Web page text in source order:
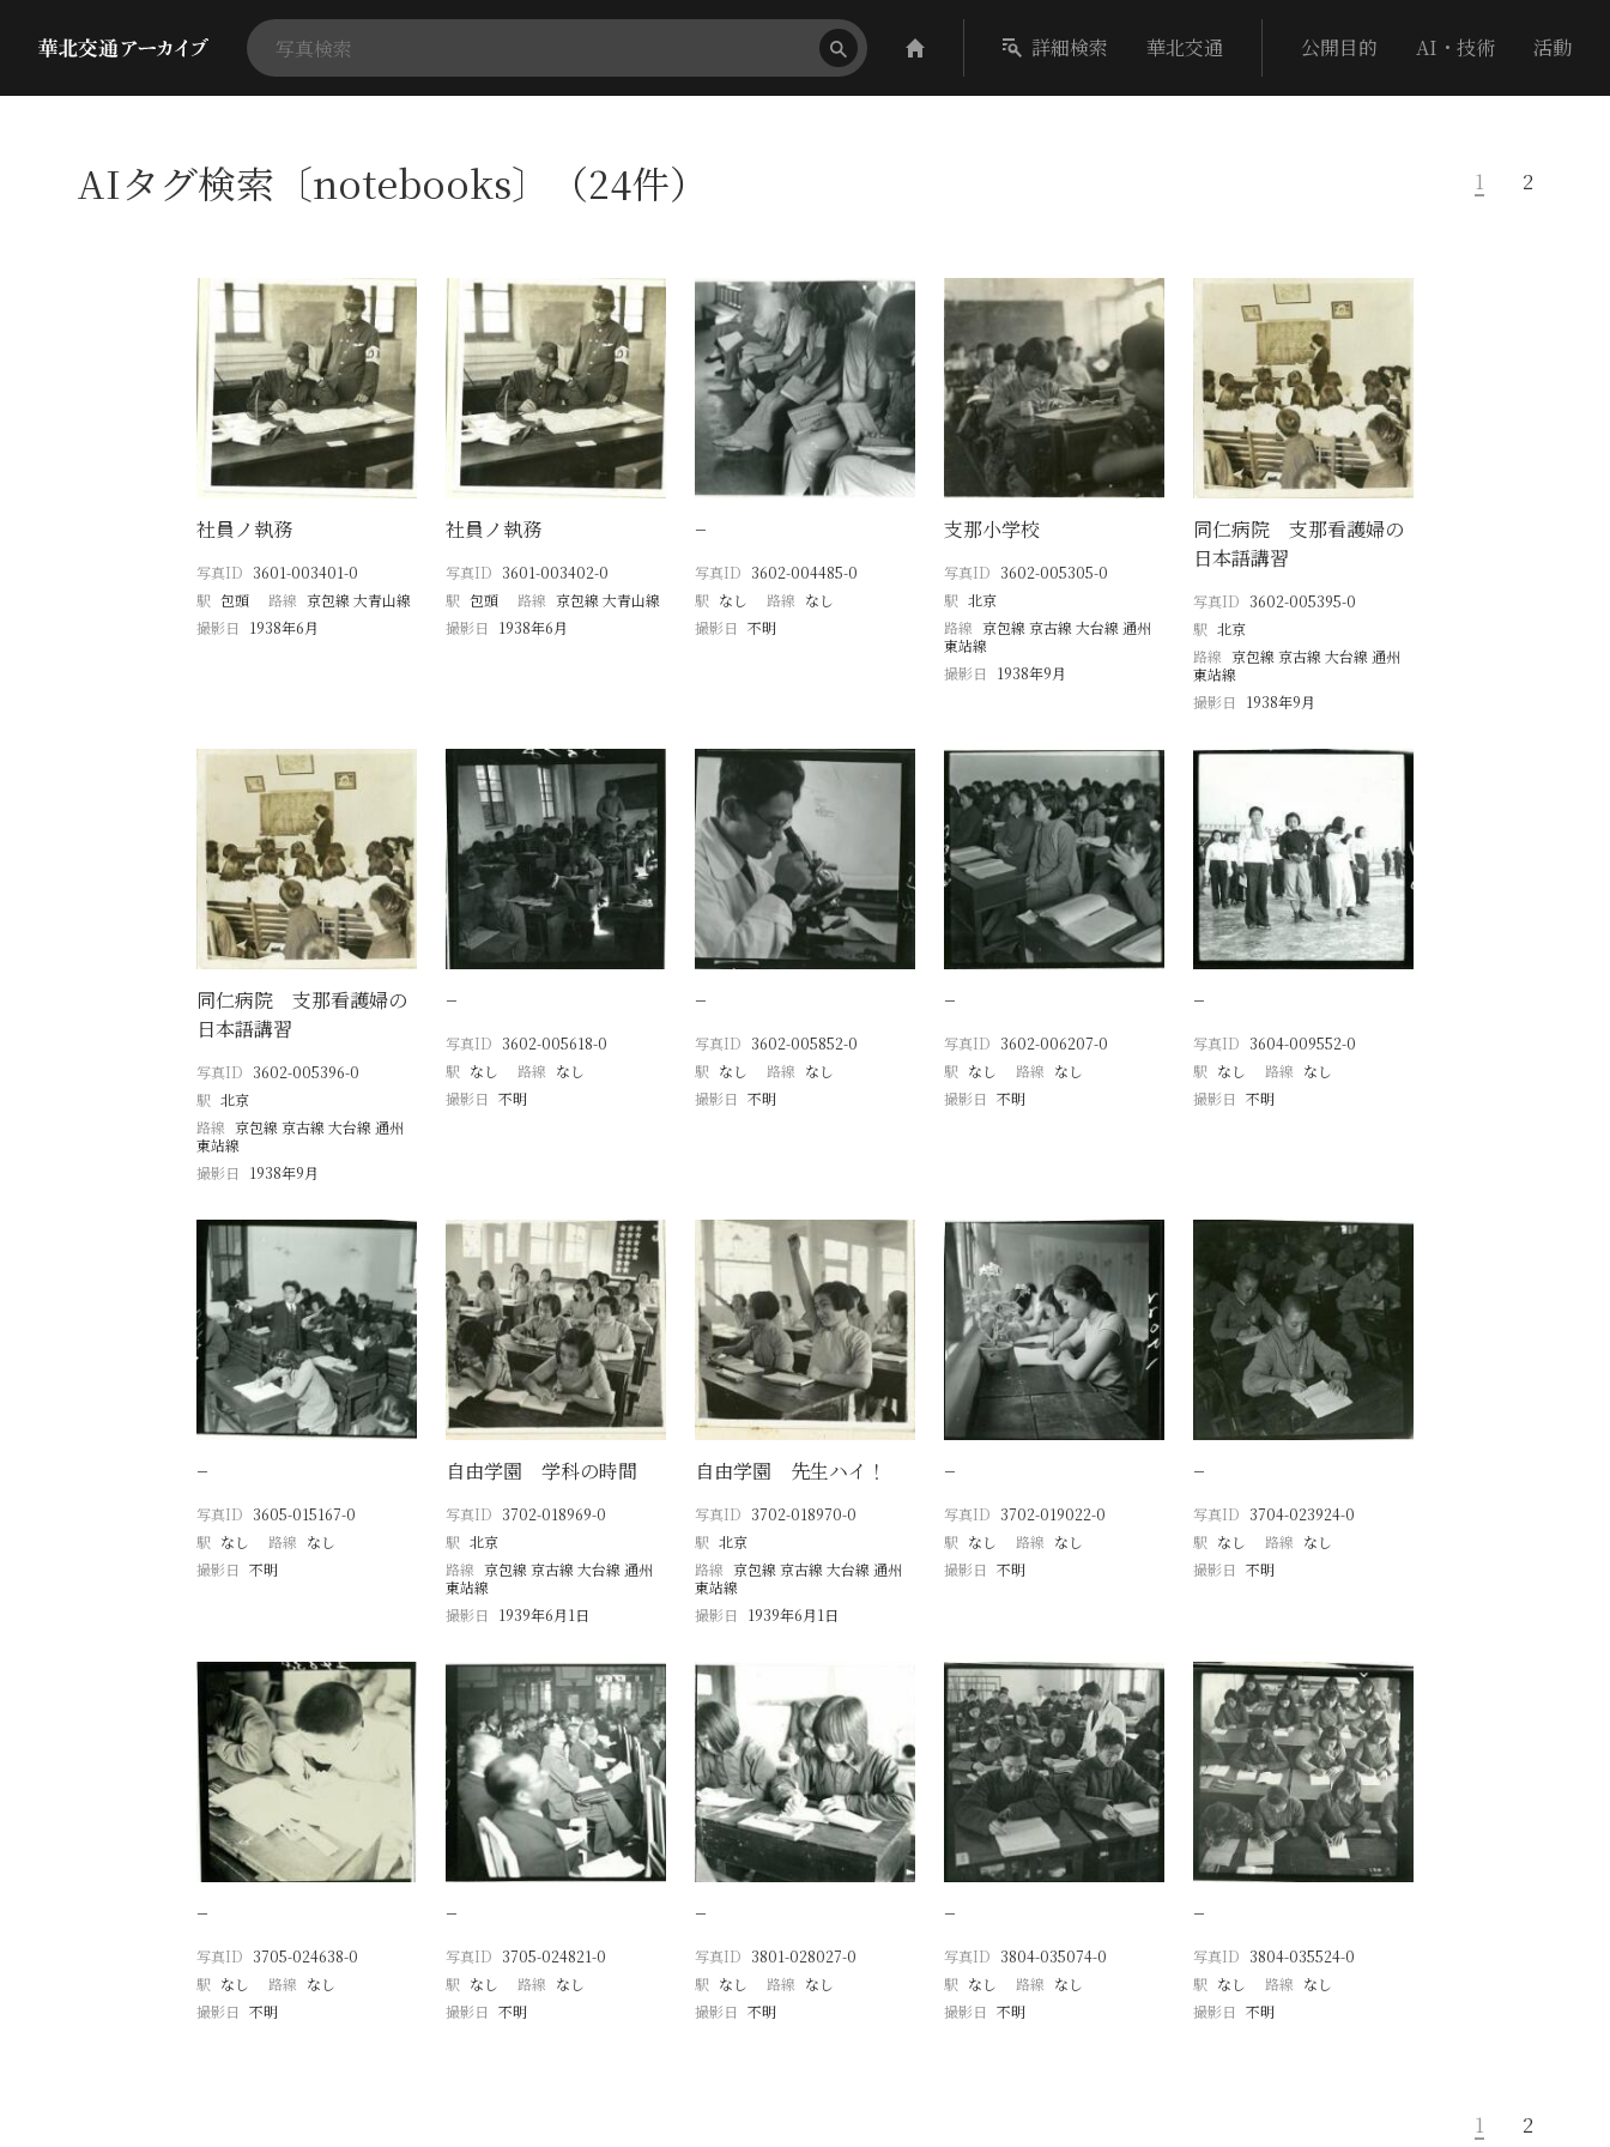
詳細検索 華北交通 公開目的 AI・技術 活動
AIタグ検索〔notebooks〕（24件） 1 2
社員ノ執務
写真ID 3601-003401-0
駅 包頭 路線 京包線 大青山線
撮影日
1938年6月
社員ノ執務
写真ID 3601-003402-0
駅 包頭 路線 京包線 大青山線
撮影日
1938年6月
−
写真ID 3602-004485-0
駅 なし 路線 なし
撮影日 不明
支那小学校
写真ID 3602-005305-0
駅 北京
路線 京包線 京古線 大台線 通州
東站線
撮影日
1938年9月
同仁病院 支那看護婦の
日本語講習
写真ID 3602-005395-0
駅 北京
路線 京包線 京古線 大台線 通州
東站線
撮影日
1938年9月
同仁病院 支那看護婦の
日本語講習
写真ID 3602-005396-0
駅 北京
路線 京包線 京古線 大台線 通州
東站線
撮影日
1938年9月
−
写真ID 3602-005618-0
駅 なし 路線 なし
撮影日 不明
−
写真ID 3602-005852-0
駅 なし 路線 なし
撮影日 不明
−
写真ID 3602-006207-0
駅 なし 路線 なし
撮影日 不明
−
写真ID 3604-009552-0
駅 なし 路線 なし
撮影日 不明
−
写真ID 3605-015167-0
駅 なし 路線 なし
撮影日 不明
自由学園 学科の時間
写真ID 3702-018969-0
駅 北京
路線 京包線 京古線 大台線 通州
東站線
撮影日
1939年6月1日
自由学園 先生ハイ！
写真ID 3702-018970-0
駅 北京
路線 京包線 京古線 大台線 通州
東站線
撮影日
1939年6月1日
−
写真ID 3702-019022-0
駅 なし 路線 なし
撮影日 不明
−
写真ID 3704-023924-0
駅 なし 路線 なし
撮影日 不明
−
写真ID 3705-024638-0
駅 なし 路線 なし
撮影日 不明
−
写真ID 3705-024821-0
駅 なし 路線 なし
撮影日 不明
−
写真ID 3801-028027-0
駅 なし 路線 なし
撮影日 不明
−
写真ID 3804-035074-0
駅 なし 路線 なし
撮影日 不明
−
写真ID 3804-035524-0
駅 なし 路線 なし
撮影日 不明
1 2